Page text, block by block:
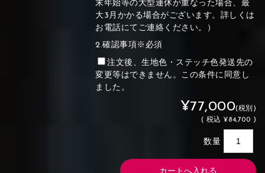
末年始等の大型連休が重なった場合、最
大3月かかる場合がございます。詳しくは
お電話にてご連絡ください。）
2.確認事項※必須
注文後、生地色・ステッチ色発送先の
変更等はできません。この条件に同意し
ました。
¥77,000(税別)
( 税込 ¥84,700 )
数量